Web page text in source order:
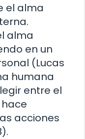
el alma
alma
en un
(Lucas
humana
entre el
acciones